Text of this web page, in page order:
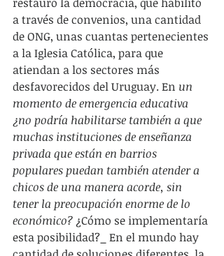
a través de convenios, una cantidad
de ONG, unas cuantas pertenecientes
a la Iglesia Católica, para que
atiendan a los sectores más
desfavorecidos del Uruguay. En un
momento de emergencia educativa
¿no podría habilitarse también a que
muchas instituciones de enseñanza
privada que están en barrios
populares puedan también atender a
chicos de una manera acorde, sin
tener la preocupación enorme de lo
económico? ¿Cómo se implementaría
esta posibilidad?_ En el mundo hay